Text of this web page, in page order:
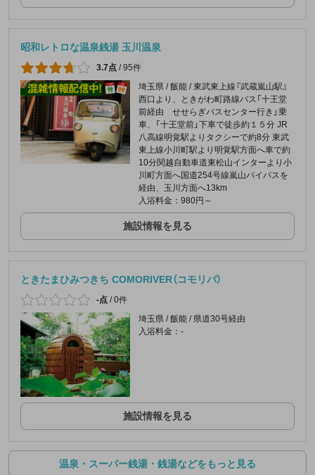
昭和レトロな温泉銭湯 玉川温泉
3.7点 /95件
埼玉県 / 飯能 / 東武東上線『武蔵嵐山駅』
西口より、ときがわ町路線バス「十王堂
前経由 せせらぎバスセンター行き」乗
車、「十王堂前」下車で徒歩約１５分 JR
八高線明覚駅よりタクシーで約8分 東武
東上線小川町駅より明覚駅方面へ車で約
10分関越自動車道東松山インターより小
川町方面へ国道254号線嵐山バイパスを
経由、玉川方面へ13km
入浴料金：980円～
施設情報を見る
ときたまひみつきち COMORIVER（コモリバ）
-点 /0件
埼玉県 / 飯能 / 県道30号経由
入浴料金：-
施設情報を見る
温泉・スーパー銭湯・銭湯などをもっと見る